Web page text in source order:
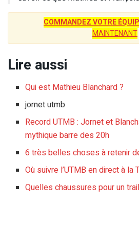
COMMANDEZ VOTRE
MAINTENANT
Lire aussi
Qui est Mathieu Blanchard ?
jornet utmb
Record UTMB : Jornet et
mythique barre des 20h
6 très belles choses à retenir
Où suivre l’UTMB en direct à la
Quelles chaussures pour un